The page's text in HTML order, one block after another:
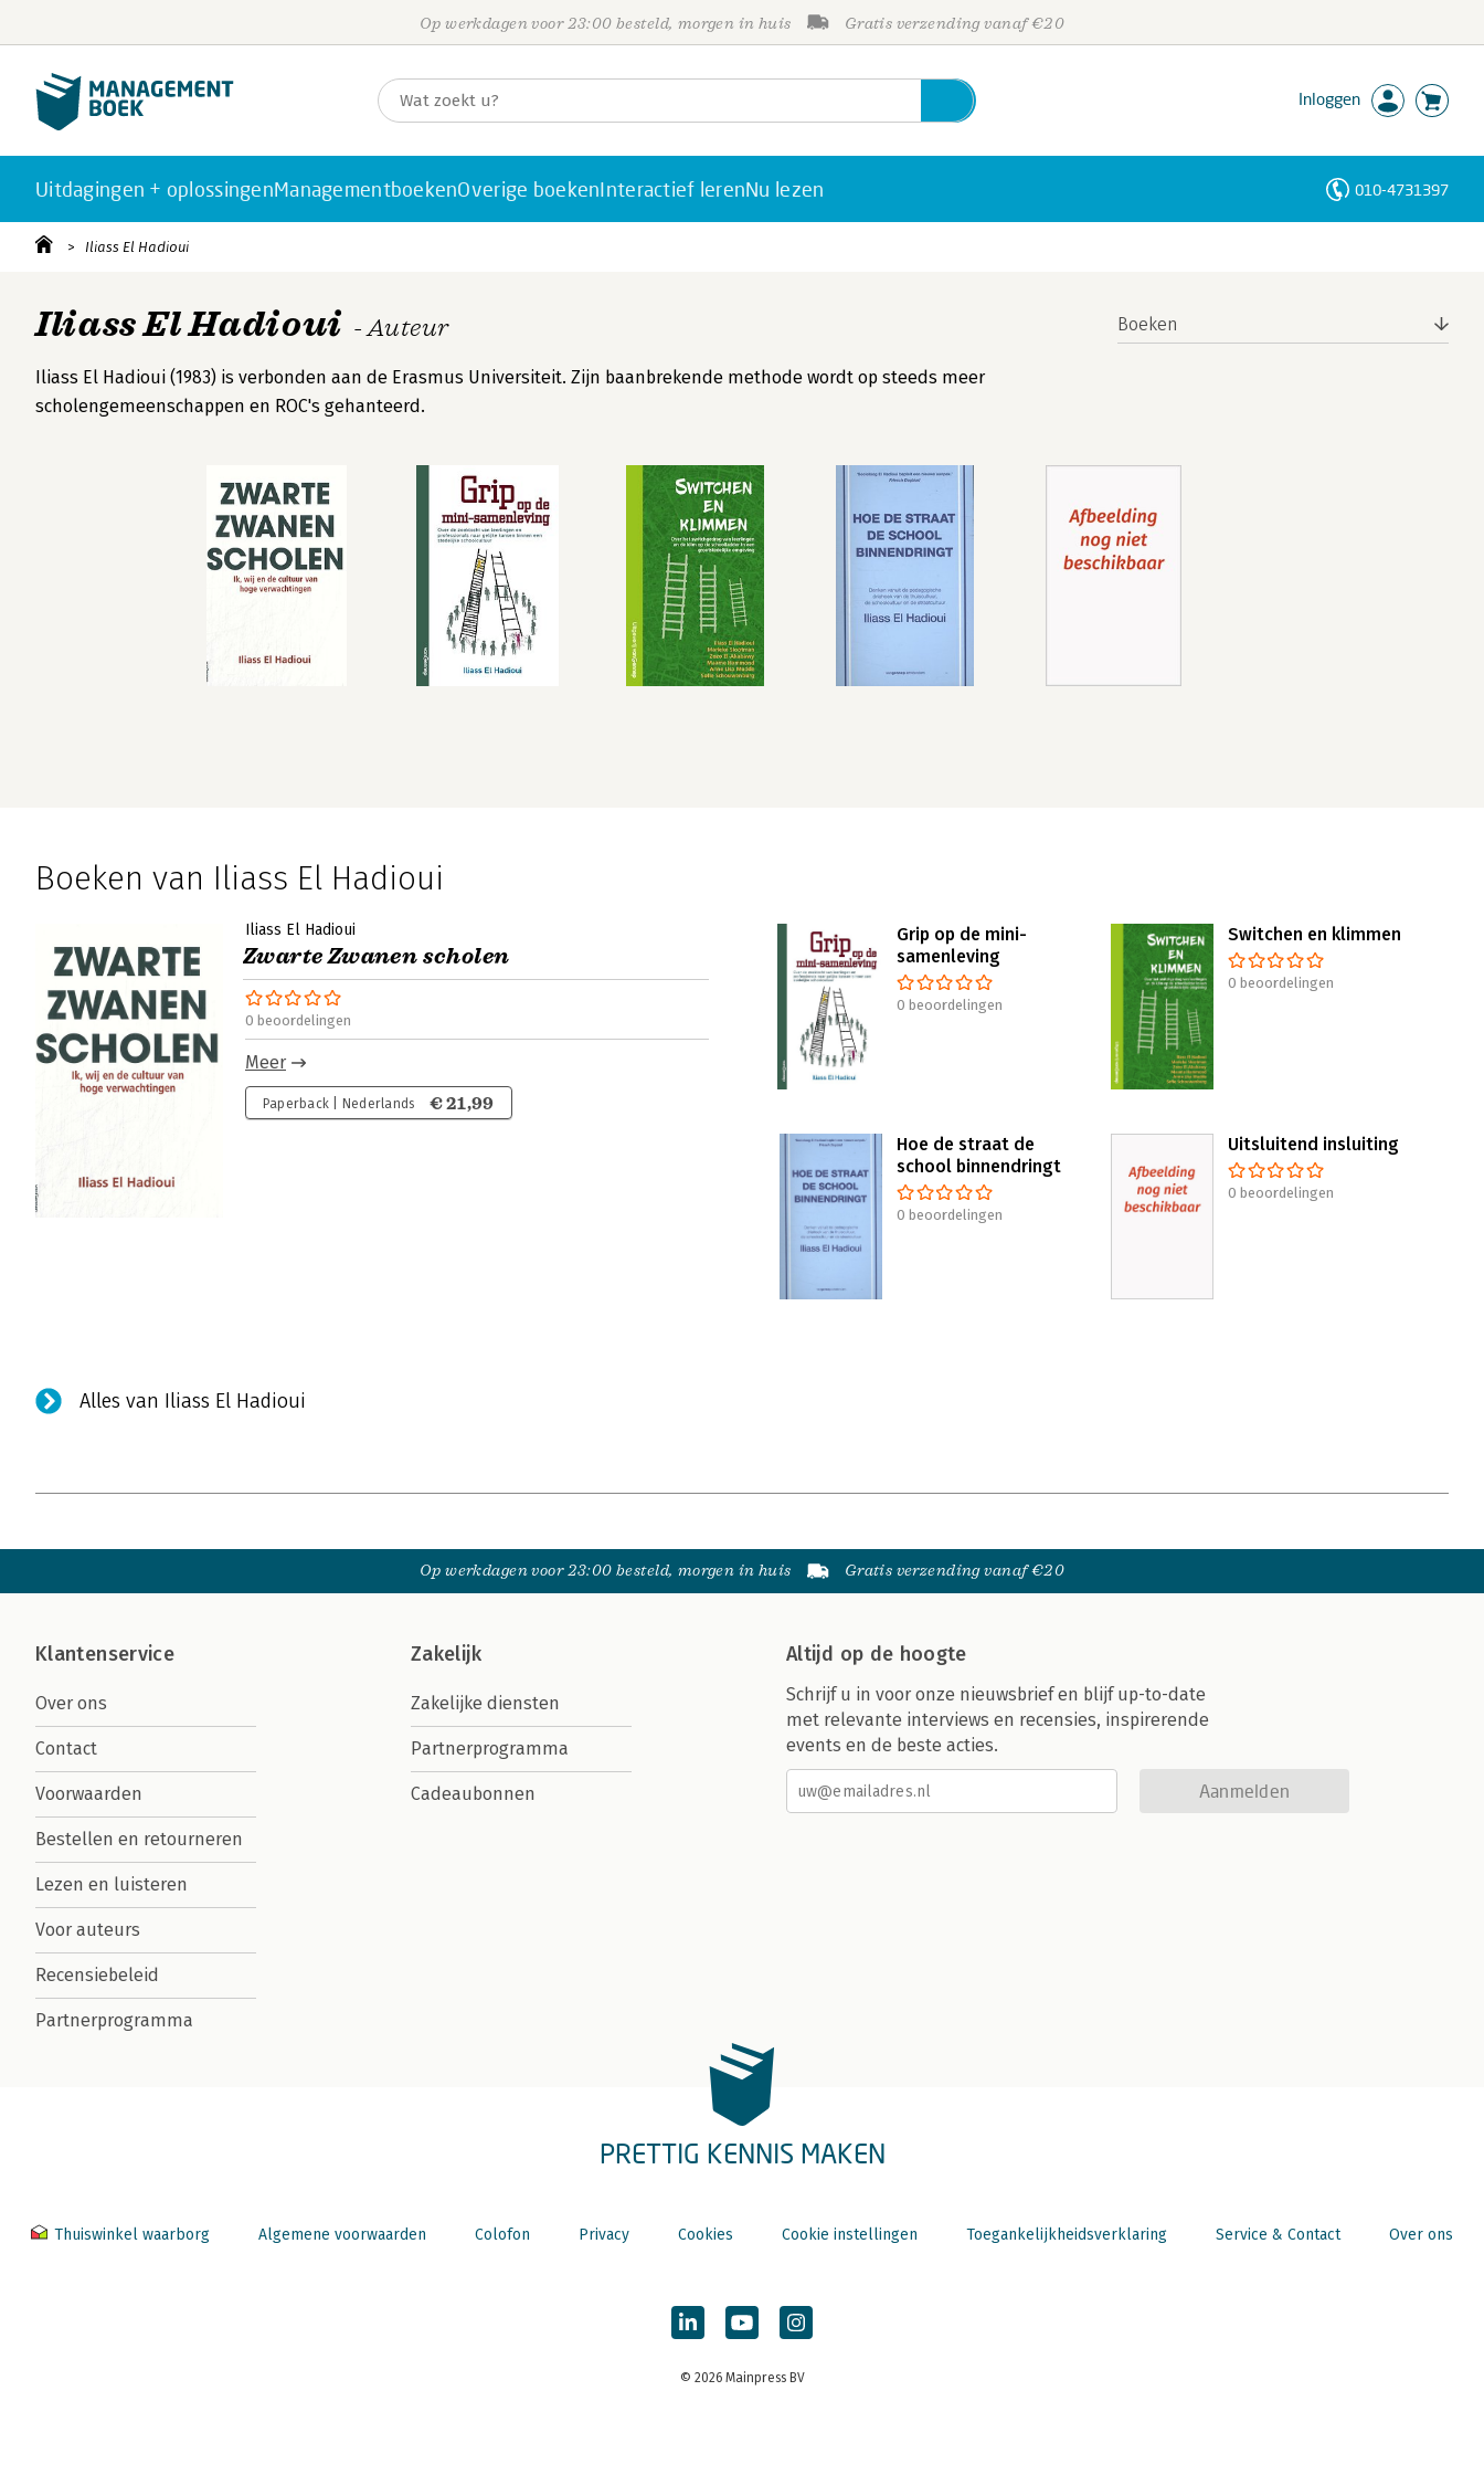
Op werkdagen voor 23:00 besteld, morgen in huis Gratis verzending vanaf €20
Inloggen
Uitdagingen + oplossingenManagementboekenOverige boekenInteractief lerenNu lezen 010-4731397
Iliass El Hadioui
Iliass El Hadioui - Auteur
Iliass El Hadioui (1983) is verbonden aan de Erasmus Universiteit. Zijn baanbrekende methode wordt op steeds meer
scholengemeenschappen en ROC's gehanteerd.
Boeken
Boeken van Iliass El Hadioui
Iliass El Hadioui
Zwarte Zwanen scholen
0 beoordelingen
Meer
Paperback | Nederlands € 21,99
Grip op de mini-
samenleving
0 beoordelingen
Switchen en klimmen
0 beoordelingen
Hoe de straat de
school binnendringt
0 beoordelingen
Uitsluitend insluiting
0 beoordelingen
Alles van Iliass El Hadioui
Op werkdagen voor 23:00 besteld, morgen in huis Gratis verzending vanaf €20
Klantenservice
Over ons
Contact
Voorwaarden
Bestellen en retourneren
Lezen en luisteren
Voor auteurs
Recensiebeleid
Partnerprogramma
Zakelijk
Zakelijke diensten
Partnerprogramma
Cadeaubonnen
Altijd op de hoogte
Schrijf u in voor onze nieuwsbrief en blijf up-to-date
met relevante interviews en recensies, inspirerende
events en de beste acties.
Aanmelden
PRETTIG KENNIS MAKEN
Thuiswinkel waarborg Algemene voorwaarden Colofon Privacy Cookies Cookie instellingen Toegankelijkheidsverklaring Service & Contact Over ons
© 2026 Mainpress BV
Personen